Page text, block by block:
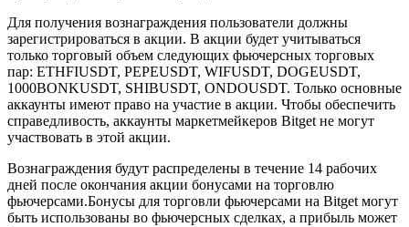
Для получения вознаграждения пользователи должны
зарегистрироваться в акции. В акции будет учитываться
только торговый объем следующих фьючерсных торговых
пар: ETHFIUSDT, PEPEUSDT, WIFUSDT, DOGEUSDT,
1000BONKUSDT, SHIBUSDT, ONDOUSDT. Только основные
аккаунты имеют право на участие в акции. Чтобы обеспечить
справедливость, аккаунты маркетмейкеров Bitget не могут
участвовать в этой акции.
Вознаграждения будут распределены в течение 14 рабочих
дней после окончания акции бонусами на торговлю
фьючерсами.Бонусы для торговли фьючерсами на Bitget могут
быть использованы во фьючерсных сделках, а прибыль может